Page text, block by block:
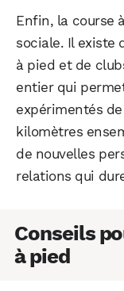
Enfin, la course
sociale. Il existe
à pied et de
entier qui
expérimentés
kilomètres
de nouvelles
relations qui
Conseils
à pied